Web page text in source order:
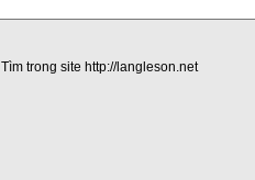
Tìm trong site http://langleson.net